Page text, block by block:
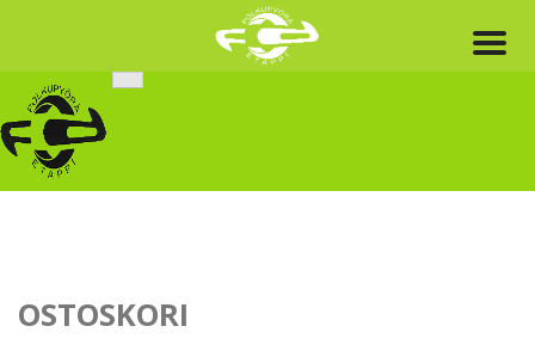
content
OSTOSKORI